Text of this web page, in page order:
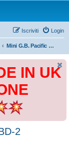
Login
Iscriviti
Mini G.B. Pacific Battles 2014.
IN UK
2